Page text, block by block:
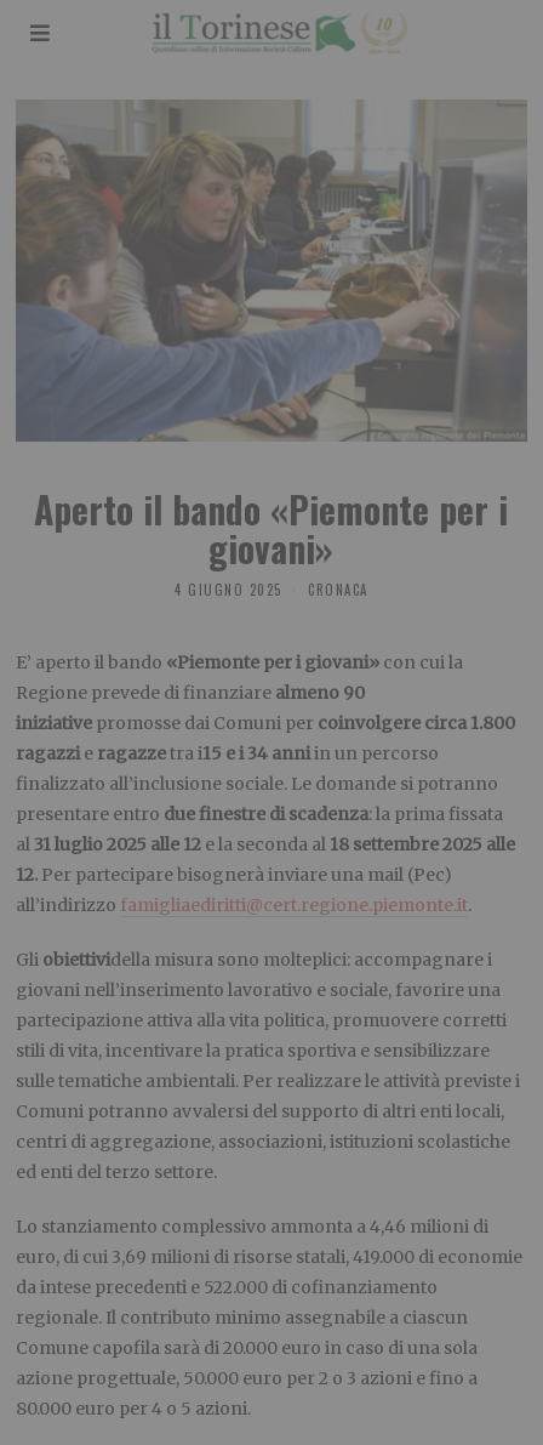
Aperto il bando «Piemonte per i
giovani»
4 GIUGNO 2025 CRONACA
E’ aperto il bando «Piemonte per i giovani» con cui la
Regione prevede di finanziare almeno 90
iniziative promosse dai Comuni per coinvolgere circa 1.800
ragazzie ragazzetra i15 e i 34 anniin un percorso
finalizzato all’inclusione sociale. Le domande si potranno
presentare entro duefinestre di scadenza: la prima fissata
al 31 luglio 2025 alle 12 e la seconda al 18 settembre 2025 alle
12. Per partecipare bisognerà inviare una mail (Pec)
all’indirizzo famigliaediritti@cert.regione.piemonte.it.
Gli obiettividella misura sono molteplici: accompagnare i
giovani nell’inserimento lavorativo e sociale, favorire una
partecipazione attiva alla vita politica, promuovere corretti
stili di vita, incentivare la pratica sportiva e sensibilizzare
sulle tematiche ambientali. Per realizzare le attività previste i
Comuni potranno avvalersi del supporto di altri enti locali,
centri di aggregazione, associazioni, istituzioni scolastiche
ed enti del terzo settore.
Lo stanziamento complessivo ammonta a 4,46 milioni di
euro, di cui 3,69 milioni di risorse statali, 419.000 di economie
da intese precedenti e 522.000 di cofinanziamento
regionale. Il contributo minimo assegnabile a ciascun
Comune capofila sarà di 20.000 euro in caso di una sola
azione progettuale, 50.000 euro per 2 o 3 azioni e fino a
80.000 euro per 4 o 5 azioni.